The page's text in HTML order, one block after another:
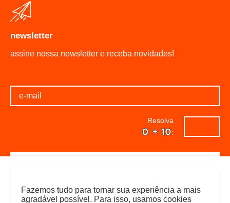
newsletter
assine nossa newsletter e receba novidades!
Resolva
:
Fazemos tudo para tornar sua experiência a mais
agradável possível. Para isso, usamos cookies